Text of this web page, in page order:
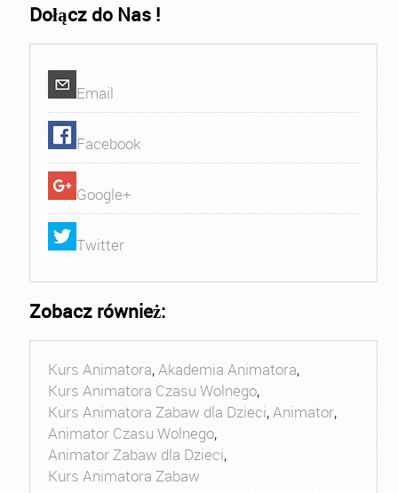
Dołącz do Nas !
Email
Facebook
Google+
Twitter
Zobacz również:
Kurs Animatora,Akademia Animatora,
Kurs Animatora Czasu Wolnego,
Kurs Animatora Zabaw dla Dzieci,Animator,
Animator Czasu Wolnego,
Animator Zabaw dla Dzieci,
Kurs Animatora Zabaw